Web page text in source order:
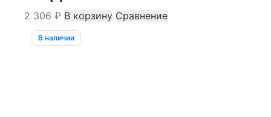
2 306 ₽ В корзину Сравнение
В наличии